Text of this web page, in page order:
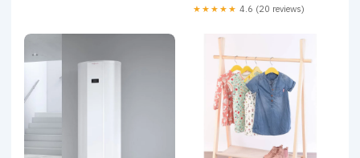
★★★★★ 4.6 (20 reviews)